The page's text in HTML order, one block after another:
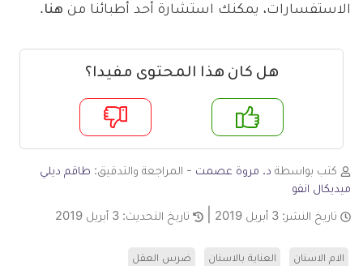
الاستفسارات، يمكنك استشارة أحد أطبائنا من هنا.
هل كان هذا المحتوى مفيدا؟
لا
كتب بواسطة د. مروة عصمت - المراجعة والتدقيق: طاقم ديلي
ميديكال انفو
تاريخ النشر: 3 أبريل 2019 تاريخ التحديث: 3 أبريل 2019
الام الاسنان العناية بالاسنان ضرس العقل